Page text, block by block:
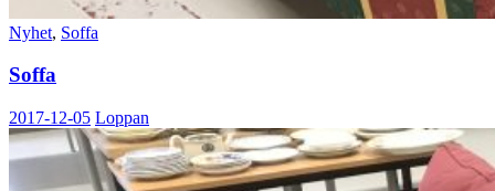
Nyhet, Soffa
Soffa
2017-12-05 Loppan